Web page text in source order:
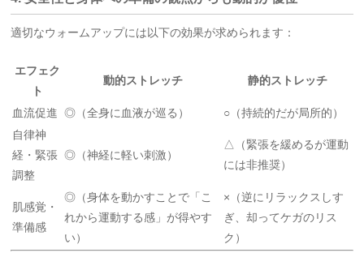
適切なウォームアップには以下の効果が求められます：
エフェク
ト
動的ストレッチ 静的ストレッチ
血流促進 ◎（全身に血液が巡る）
○（持続的だが局所的）
自律神
経・緊張
調整
◎（神経に軽い刺激）
△（緊張を緩めるが運動
には非推奨）
肌感覚・
準備感
◎（身体を動かすことで「こ
れから運動する感」が得やす
い）
×（逆にリラックスしす
ぎ、却ってケガのリス
ク）